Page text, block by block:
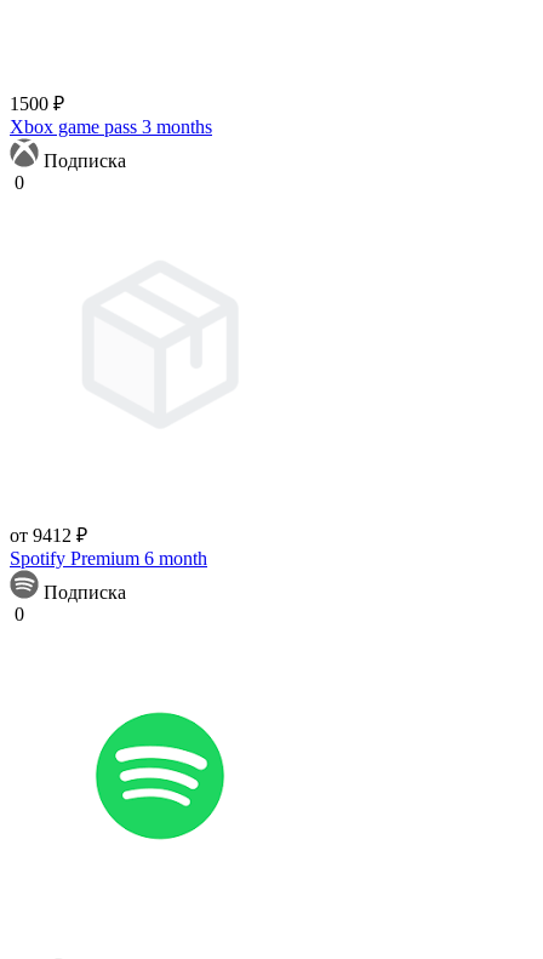
1500 ₽
Xbox game pass 3 months
Подписка
0
от 9412 ₽
Spotify Premium 6 month
Подписка
0